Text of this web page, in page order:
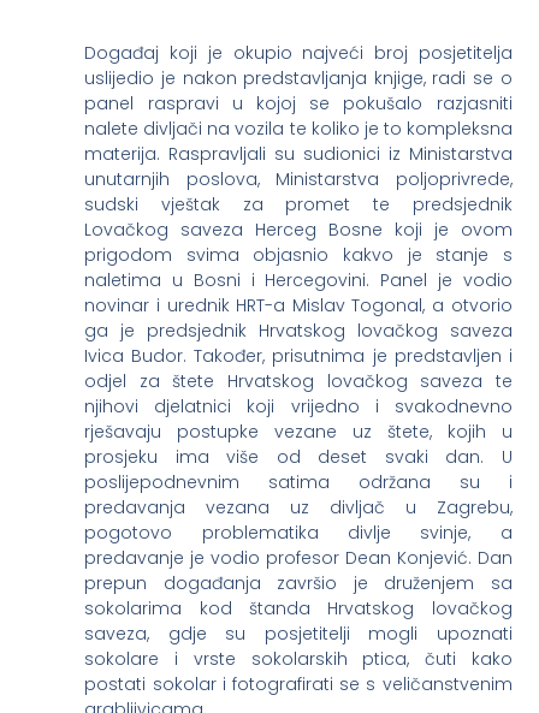
Događaj koji je okupio najveći broj posjetitelja
uslijedio je nakon predstavljanja knjige, radi se o
panel raspravi u kojoj se pokušalo razjasniti
nalete divljači na vozila te koliko je to kompleksna
materija. Raspravljali su sudionici iz Ministarstva
unutarnjih poslova, Ministarstva poljoprivrede,
sudski vještak za promet te predsjednik
Lovačkog saveza Herceg Bosne koji je ovom
prigodom svima objasnio kakvo je stanje s
naletima u Bosni i Hercegovini. Panel je vodio
novinar i urednik HRT-a Mislav Togonal, a otvorio
ga je predsjednik Hrvatskog lovačkog saveza
Ivica Budor. Također, prisutnima je predstavljen i
odjel za štete Hrvatskog lovačkog saveza te
njihovi djelatnici koji vrijedno i svakodnevno
rješavaju postupke vezane uz štete, kojih u
prosjeku ima više od deset svaki dan. U
poslijepodnevnim satima održana su i
predavanja vezana uz divljač u Zagrebu,
pogotovo problematika divlje svinje, a
predavanje je vodio profesor Dean Konjević. Dan
prepun događanja završio je druženjem sa
sokolarima kod štanda Hrvatskog lovačkog
saveza, gdje su posjetitelji mogli upoznati
sokolare i vrste sokolarskih ptica, čuti kako
postati sokolar i fotografirati se s veličanstvenim